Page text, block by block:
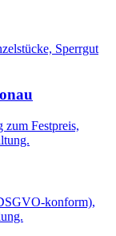
Sperrgut
zum Festpreis,
konform),